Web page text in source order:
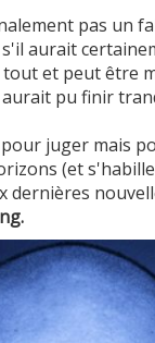
pas un
aurait
et peut être
pu finir
juger mais
(et
dernières